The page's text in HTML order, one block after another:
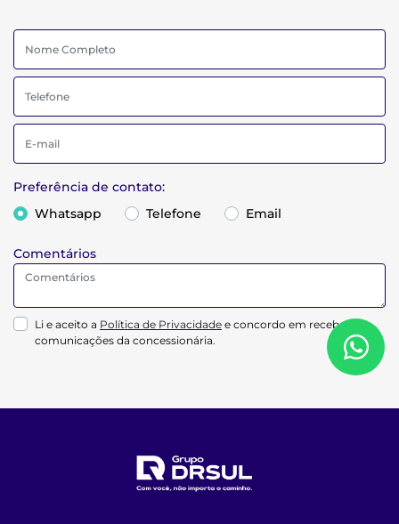
Preferência de contato:
Whatsapp
Telefone Email
Comentários
Li e aceito a Política de Privacidade e concordo em receber
comunicações da concessionária.